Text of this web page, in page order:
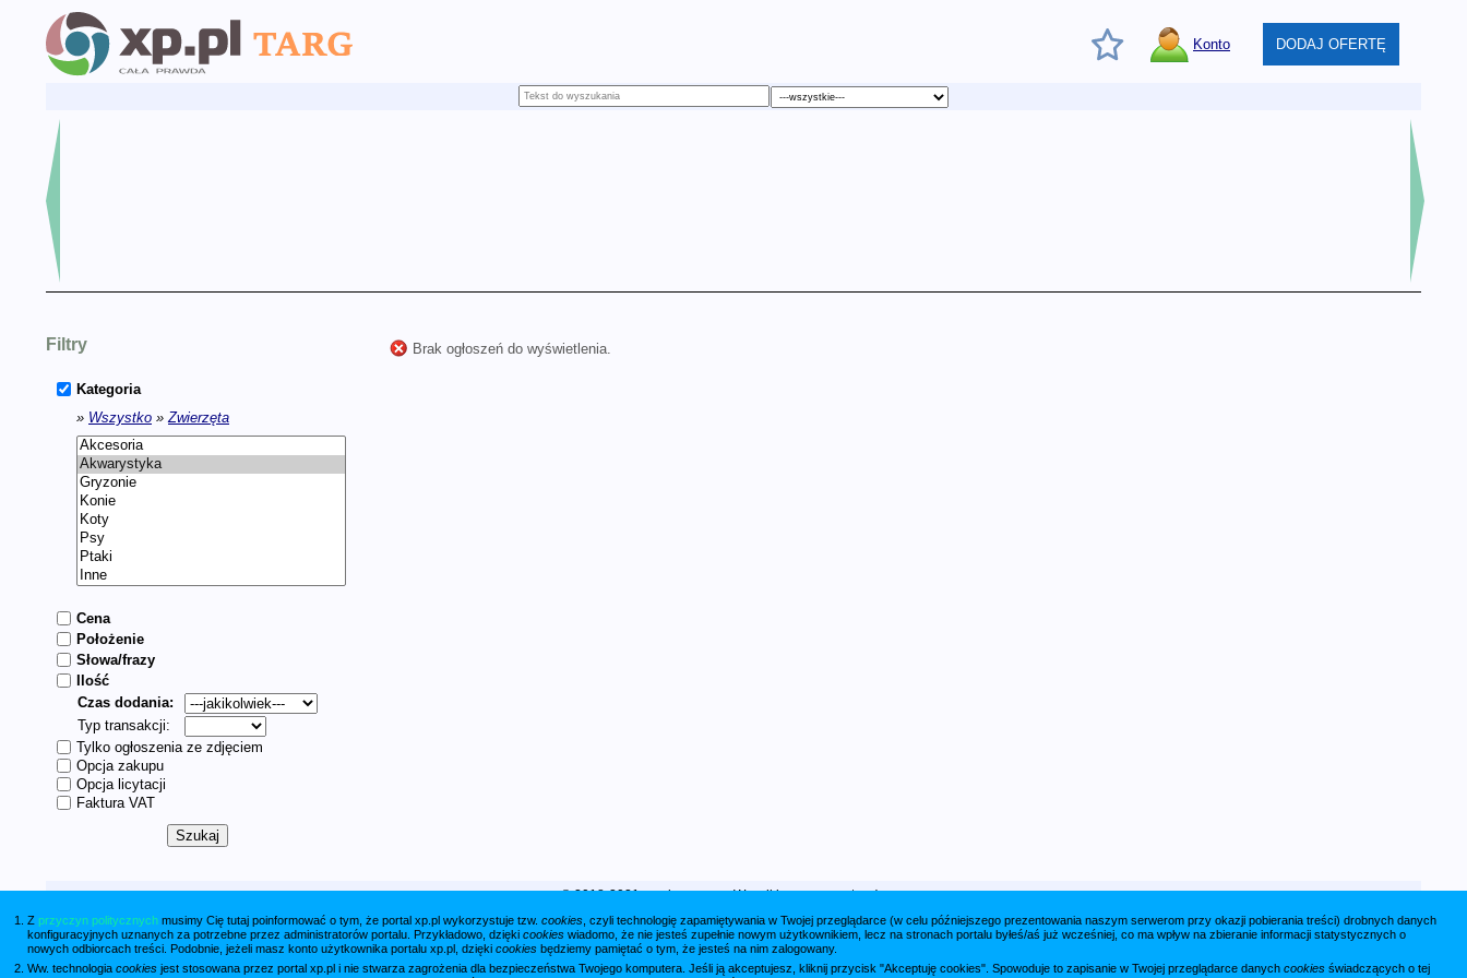
Z przyczyn politycznych musimy Cię tutaj poinformować o tym, że portal xp.pl wykorzystuje tzw. cookies , czyli technologię zapamiętywania w Twojej przeglądarce (w celu późniejszego prezentowania naszym serwerom przy okazji pobierania treści) drobnych danych
konfiguracyjnych uznanych za potrzebne przez administratorów portalu. Przykładowo, dzięki cookies wiadomo, że nie jesteś zupełnie nowym użytkownikiem, lecz na stronach portalu byłeś/aś już wcześniej, co ma wpływ na zbieranie informacji statystycznych o
nowych odbiorcach treści. Podobnie, jeżeli masz konto użytkownika portalu xp.pl, dzięki cookies będziemy pamiętać o tym, że jesteś na nim zalogowany.
Ww. technologia cookies jest stosowana przez portal xp.pl i nie stwarza zagrożenia dla bezpieczeństwa Twojego komputera. Jeśli ją akceptujesz, kliknij przycisk "Akceptuję cookies". Spowoduje to zapisanie w Twojej przeglądarce danych cookies świadczących o tej
Konto DODAJ OFERTĘ
Filtry
Kategoria
» Wszystko »Zwierzęta
Cena
Położenie
Słowa/frazy
Ilość
Czas dodania:
Typ transakcji:
Tylko ogłoszenia ze zdjęciem
Opcja zakupu
Opcja licytacji
Faktura VAT
Brak ogłoszeń do wyświetlenia.
© 2018-2021 xp.pl sp. z o. o. Wszelkie prawa zastrzeżone.